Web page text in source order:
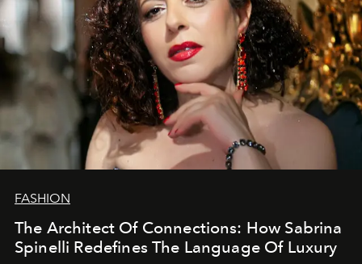
FASHION
The Architect Of Connections: How Sabrina
Spinelli Redefines The Language Of Luxury